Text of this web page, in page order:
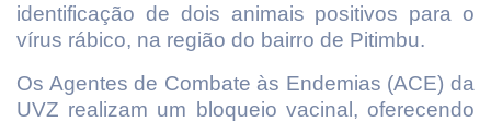
identificação de dois animais positivos para o
vírus rábico, na região do bairro de Pitimbu.
Os Agentes de Combate às Endemias (ACE) da
UVZ realizam um bloqueio vacinal, oferecendo